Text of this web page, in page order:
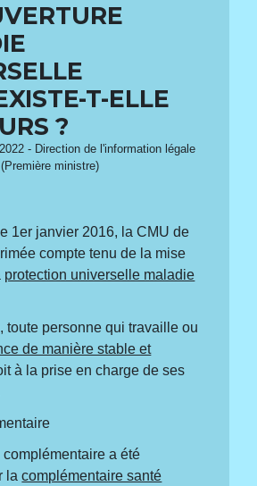
T-ELLE
?
- Direction de l'information légale
ministre)
1er janvier 2016, la CMU de
compte tenu de la mise
protection universelle maladie
toute personne qui travaille ou
de manière stable et
à la prise en charge de ses
complémentaire a été
lacomplémentaire santé